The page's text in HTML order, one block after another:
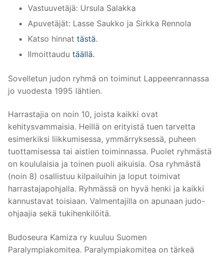
Vastuuvetäjä: Ursula Salakka
Apuvetäjät: Lasse Saukko ja Sirkka Rennola
Katso hinnat tästä.
Ilmoittaudu täällä.
Sovelletun judon ryhmä on toiminut Lappeenrannassa
jo vuodesta 1995 lähtien.
Harrastajia on noin 10, joista kaikki ovat
kehitysvammaisia. Heillä on erityistä tuen tarvetta
esimerkiksi liikkumisessa, ymmärryksessä, puheen
tuottamisessa tai aistien toiminnassa. Puolet ryhmästä
on koululaisia ja toinen puoli aikuisia. Osa ryhmästä
(noin 8) osallistuu kilpailuihin ja loput toimivat
harrastajapohjalla. Ryhmässä on hyvä henki ja kaikki
kannustavat toisiaan. Valmentajilla on apunaan judo-
ohjaajia sekä tukihenkilöitä.
Budoseura Kamiza ry kuuluu Suomen
Paralympiakomitea. Paralympiakomitea on tärkeä